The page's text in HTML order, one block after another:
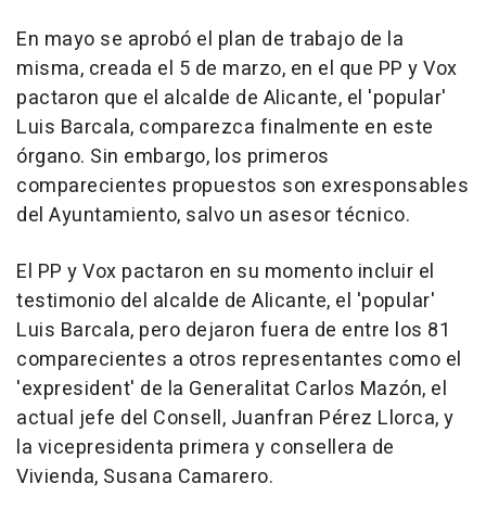
En mayo se aprobó el plan de trabajo de la
misma, creada el 5 de marzo, en el que PP y Vox
pactaron que el alcalde de Alicante, el 'popular'
Luis Barcala, comparezca finalmente en este
órgano. Sin embargo, los primeros
comparecientes propuestos son exresponsables
del Ayuntamiento, salvo un asesor técnico.
El PP y Vox pactaron en su momento incluir el
testimonio del alcalde de Alicante, el 'popular'
Luis Barcala, pero dejaron fuera de entre los 81
comparecientes a otros representantes como el
'expresident' de la Generalitat Carlos Mazón, el
actual jefe del Consell, Juanfran Pérez Llorca, y
la vicepresidenta primera y consellera de
Vivienda, Susana Camarero.